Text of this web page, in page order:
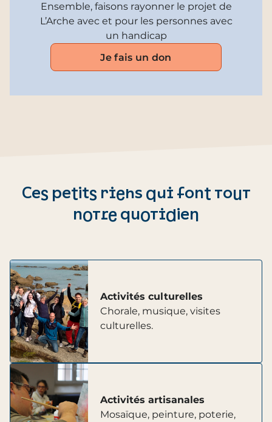
Ensemble, faisons rayonner le projet de
L’Arche avec et pour les personnes avec
un handicap
Je fais un don
Ces petits riens qui font tout
notre quotidien
Activités culturelles
Chorale, musique, visites
culturelles.
Activités artisanales
Mosaïque, peinture, poterie,